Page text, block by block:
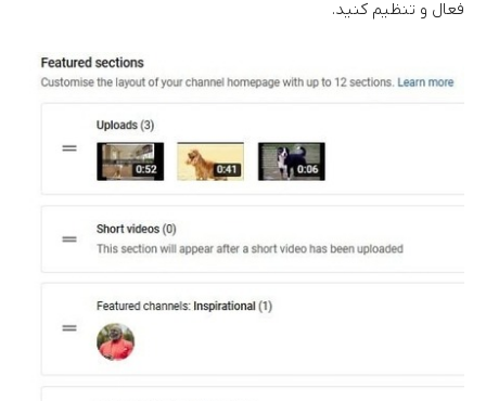
فعال و تنظیم کنید.